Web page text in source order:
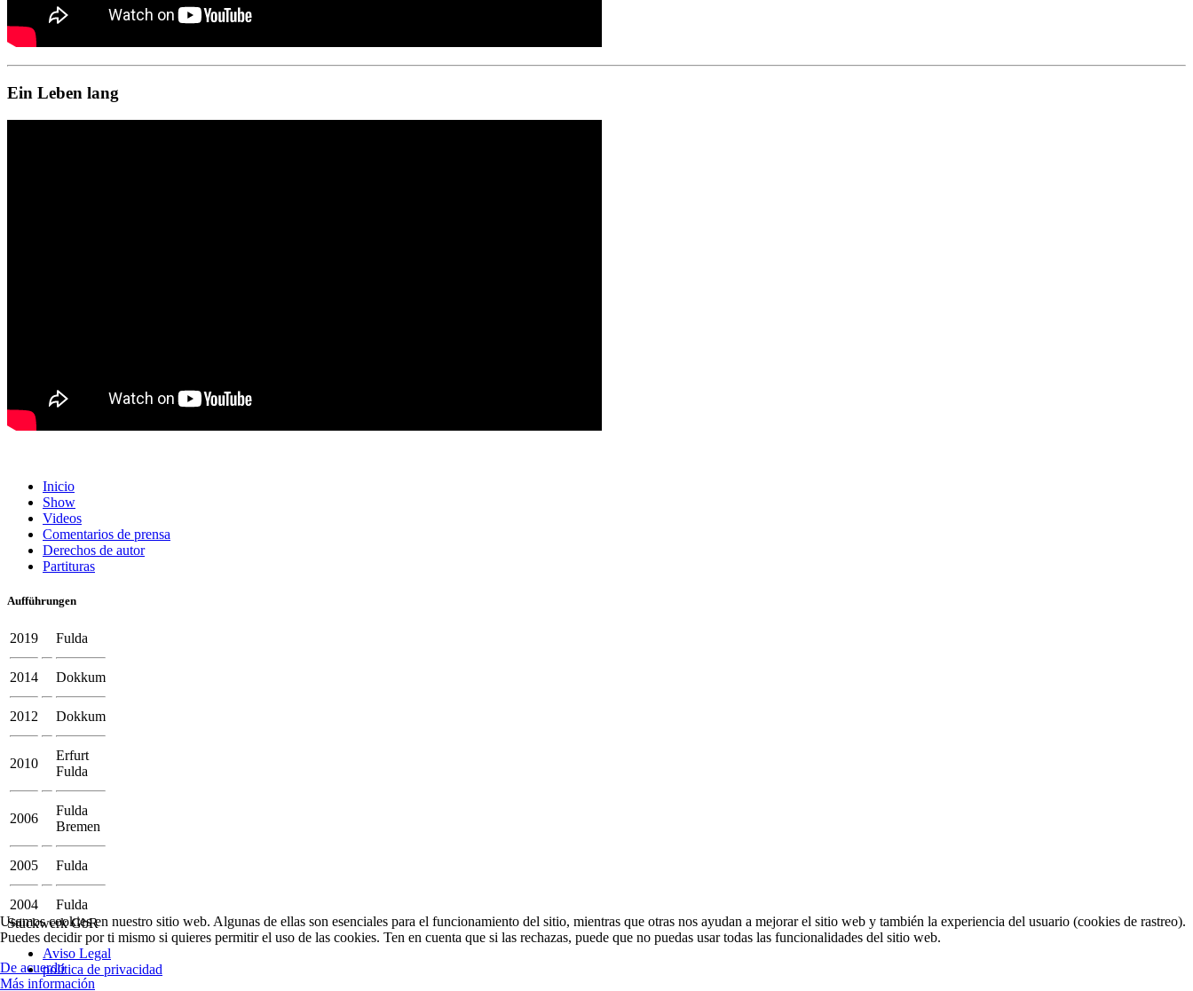
Ein Leben lang
Inicio
Show
Videos
Comentarios de prensa
Derechos de autor
Partituras
Aufführungen
2019 Fulda
2014 Dokkum
2012 Dokkum
2010
Erfurt
Fulda
2006
Fulda
Bremen
2005 Fulda
2004
Fulda
Stückwerk GbR
Aviso Legal
política de privacidad
Usamos cookies en nuestro sitio web. Algunas de ellas son esenciales para el funcionamiento del sitio, mientras que otras nos ayudan a mejorar el sitio web y también la experiencia del usuario (cookies de rastreo).
Puedes decidir por ti mismo si quieres permitir el uso de las cookies. Ten en cuenta que si las rechazas, puede que no puedas usar todas las funcionalidades del sitio web.
De acuerdo
Más información